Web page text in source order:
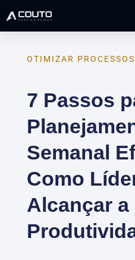
OTIMIZAR PROCESSOS
7 Passos
Semanal
Como
Alcançar a